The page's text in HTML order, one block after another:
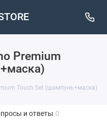
Premium
Touch Set (шампунь+маска)
и ответы 0